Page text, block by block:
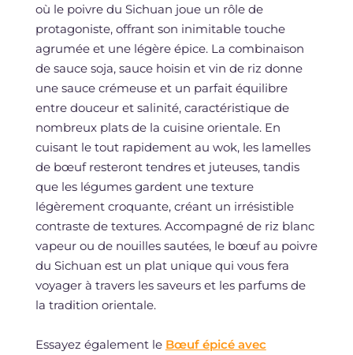
où le poivre du Sichuan joue un rôle de
protagoniste, offrant son inimitable touche
agrumée et une légère épice. La combinaison
de sauce soja, sauce hoisin et vin de riz donne
une sauce crémeuse et un parfait équilibre
entre douceur et salinité, caractéristique de
nombreux plats de la cuisine orientale. En
cuisant le tout rapidement au wok, les lamelles
de bœuf resteront tendres et juteuses, tandis
que les légumes gardent une texture
légèrement croquante, créant un irrésistible
contraste de textures. Accompagné de riz blanc
vapeur ou de nouilles sautées, le bœuf au poivre
du Sichuan est un plat unique qui vous fera
voyager à travers les saveurs et les parfums de
la tradition orientale.
Essayez également le Bœuf épicé avec